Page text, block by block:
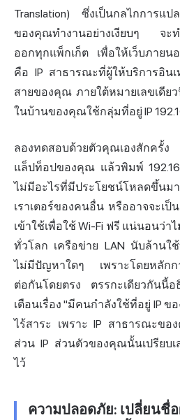
Translation) ซึ่งเป็นกลไกการแป
ของคุณทำงานอย่างเงียบๆ จะท
ออกทุกแพ็กเก็ต เพื่อให้เว็บภายน
คือ IP สาธารณะที่ผู้ให้บริการอิน
สายของคุณ ภายใต้หมายเลขเดีย
ในบ้านของคุณใช้กลุ่มที่อยู่ IP
ลองทดสอบด้วยตัวคุณเองสักครั้
แล็ปท็อปของคุณ แล้วพิมพ์
ไม่มีอะไรที่มีประโยชน์โหลดขึ้นม
เราเตอร์ของคนอื่น หรืออาจจะเ
เข้าใช้เพื่อใช้ Wi-Fi ฟรี แน่นอนว่
ทั่วโลก เครือข่าย LAN นับล้านใ
ไม่มีปัญหาใดๆ เพราะโดยหลักก
ต่อกันโดยตรง ตรรกะเดียวกันนี้อ
เตือนเรื่อง "มีคนกำลังใช้ที่อยู่ IP ข
ไร้สาระ เพราะ IP สาธารณะขอ
ส่วน IP ส่วนตัวของคุณนั้นเปรียบ
ไว้
ความปลอดภัย: เปลี่ยนชื่